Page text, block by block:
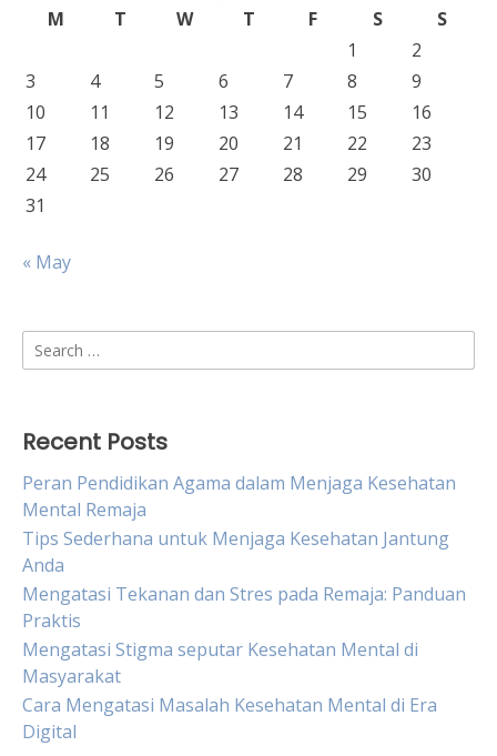
M
T W T F S
S
1
2
3
4 5 6 7 8
9
10
11 12 13 14 15
16
17
18 19 20 21 22
23
24
25 26 27 28 29
30
31
« May
Search
for:
Recent Posts
Peran Pendidikan Agama dalam Menjaga Kesehatan
Mental Remaja
Tips Sederhana untuk Menjaga Kesehatan Jantung
Anda
Mengatasi Tekanan dan Stres pada Remaja: Panduan
Praktis
Mengatasi Stigma seputar Kesehatan Mental di
Masyarakat
Cara Mengatasi Masalah Kesehatan Mental di Era
Digital